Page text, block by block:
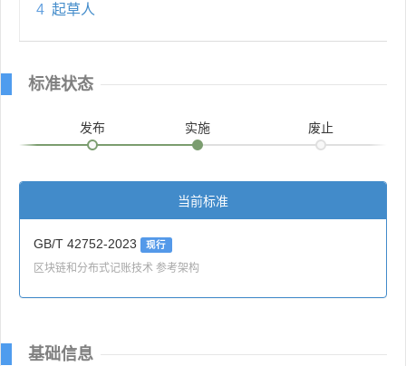
4 起草人
标准状态
发布 实施 废止
当前标准
GB/T 42752-2023 现行
区块链和分布式记账技术 参考架构
基础信息